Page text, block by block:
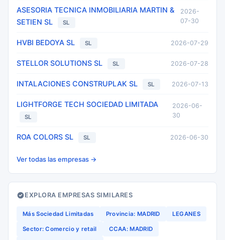
ASESORIA TECNICA INMOBILIARIA MARTIN &
SETIEN SL
SL
2026-
07-30
HVBI BEDOYA SL SL 2026-07-29
STELLOR SOLUTIONS SL SL 2026-07-28
INTALACIONES CONSTRUPLAK SL SL 2026-07-13
LIGHTFORGE TECH SOCIEDAD LIMITADA
SL
2026-06-
30
ROA COLORS SL SL 2026-06-30
Ver todas las empresas →
EXPLORA EMPRESAS SIMILARES
Más Sociedad Limitadas Provincia: MADRID LEGANES
Sector: Comercio y retail CCAA: MADRID